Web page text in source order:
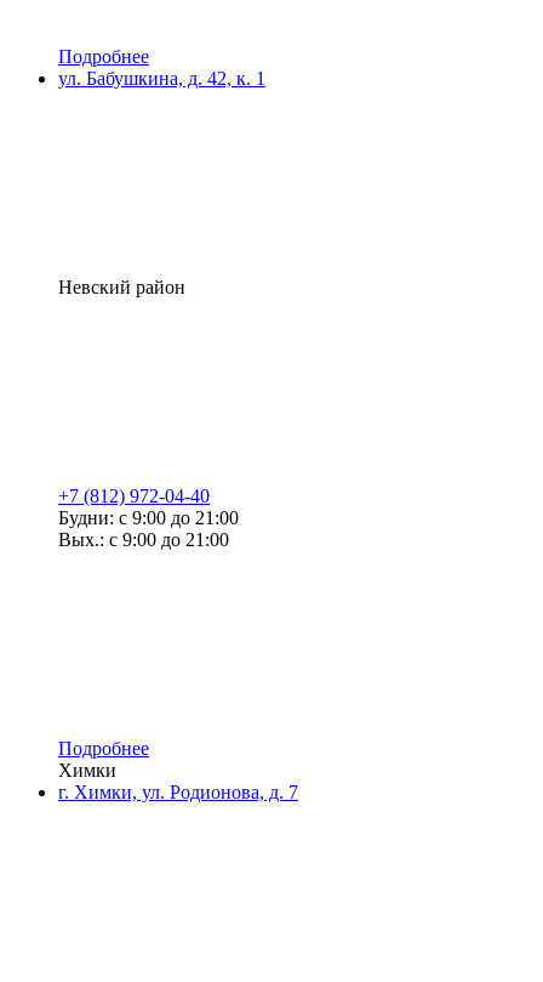
Подробнее
ул. Бабушкина, д. 42, к. 1
Невский район
+7 (812) 972-04-40
Будни: с 9:00 до 21:00
Вых.: с 9:00 до 21:00
Подробнее
Химки
г. Химки, ул. Родионова, д. 7